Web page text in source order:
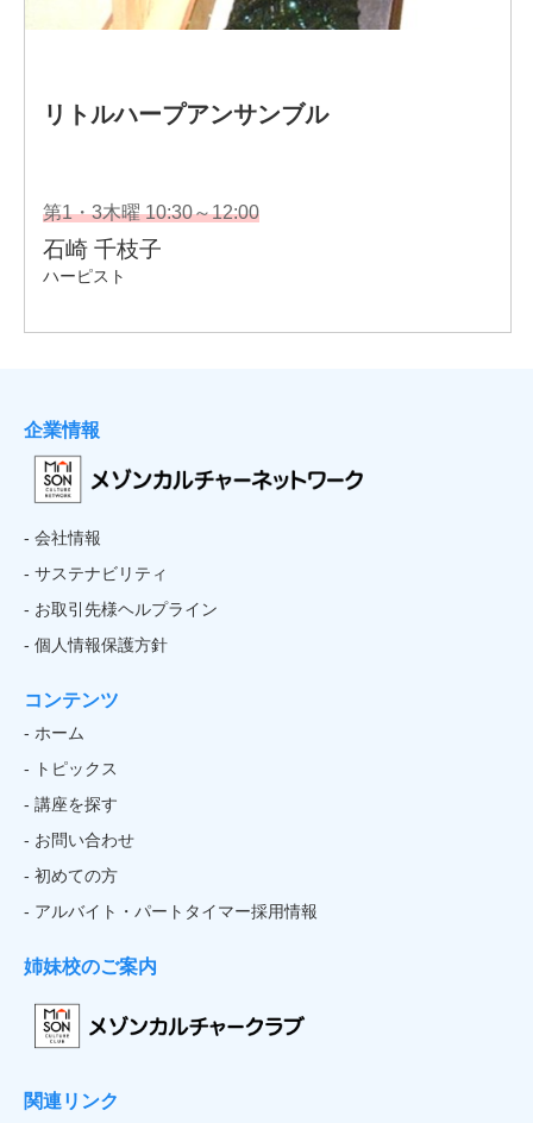
企業情報
- 会社情報
- サステナビリティ
- お取引先様ヘルプライン
- 個人情報保護方針
コンテンツ
- ホーム
- トピックス
- 講座を探す
- お問い合わせ
- 初めての方
- アルバイト・パートタイマー採用情報
姉妹校のご案内
関連リンク